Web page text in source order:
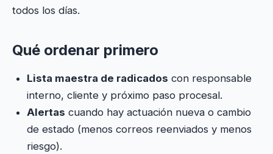
todos los días.
Qué ordenar primero
Lista maestra de radicados con responsable
interno, cliente y próximo paso procesal.
Alertas cuando hay actuación nueva o cambio
de estado (menos correos reenviados y menos
riesgo).